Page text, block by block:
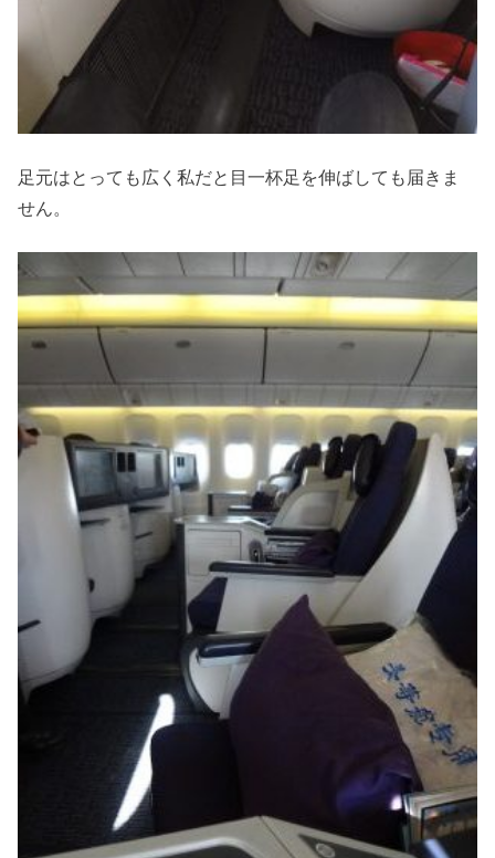
足元はとっても広く私だと目一杯足を伸ばしても届きま
せん。